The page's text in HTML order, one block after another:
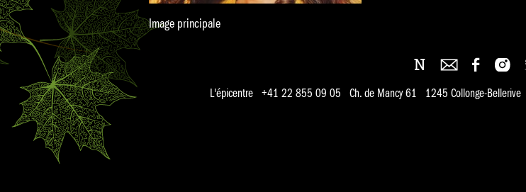
Image principale
L'épicentre +41 22 855 09 05 Ch. de Mancy 61 1245 Collonge-Bellerive